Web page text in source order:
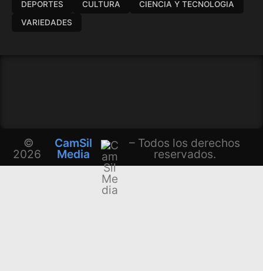
DEPORTES CULTURA
CIENCIA Y TECNOLOGIA
VARIEDADES
©
2026
CamSil
Media
– Todos los derechos
reservados.